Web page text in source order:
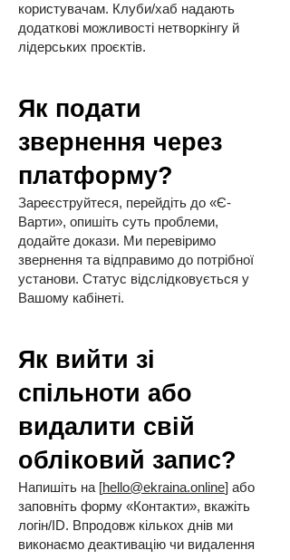
користувачам. Клуби/хаб надають
додаткові можливості нетворкінгу й
лідерських проєктів.
Як подати
звернення через
платформу?
Зареєструйтеся, перейдіть до «Є-
Варти», опишіть суть проблеми,
додайте докази. Ми перевіримо
звернення та відправимо до потрібної
установи. Статус відслідковується у
Вашому кабінеті.
Як вийти зі
спільноти або
видалити свій
обліковий запис?
Напишіть на [hello@ekraina.online] або
заповніть форму «Контакти», вкажіть
логін/ID. Впродовж кількох днів ми
виконаємо деактивацію чи видалення